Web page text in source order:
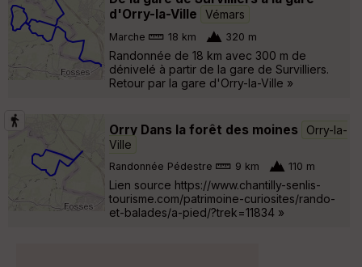
d'Orry-la-Ville
Vémars
Marche 18 km 320 m
Randonnée de 18 km avec 300 m de
dénivelé à partir de la gare de Survilliers.
Retour par la gare d'Orry-la-Ville »
Orry Dans la forêt des moines
Orry-la-
Ville
Randonnée Pédestre 9 km 110 m
Lien source https://www.chantilly-senlis-
tourisme.com/patrimoine-curiosites/rando-
et-balades/a-pied/?trek=11834 »